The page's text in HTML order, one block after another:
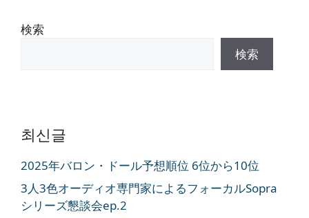
検索
検索
최신글
2025年バロン・ドール予想順位 6位から10位
3人3色オーディオ専門家によるフォーカルSopra
シリーズ懇談会ep.2